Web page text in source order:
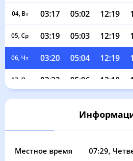
04, Вт 03:17 05:02 12:19
05, Ср 03:19 05:03 12:19
06, Чт 03:20 05:04 12:19
07, Пт 03:22 05:06 12:18
03:24 05:07 12:18
05:09 12:18
Местное время 07:29,